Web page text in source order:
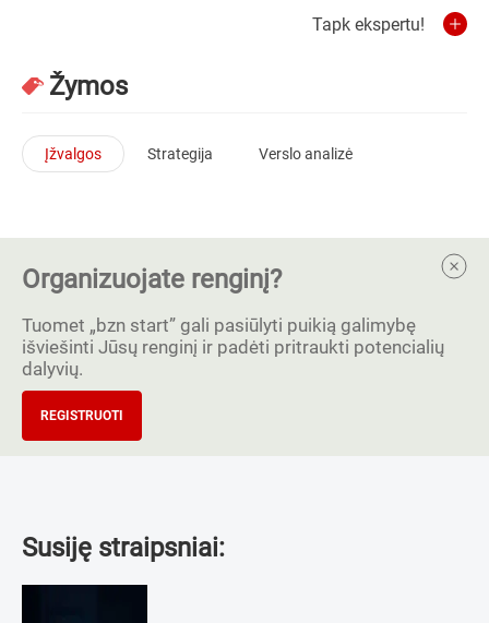
Tapk ekspertu!
Žymos
Įžvalgos Strategija Verslo analizė
Organizuojate renginį?
Tuomet „bzn start” gali pasiūlyti puikią galimybę
išviešinti Jūsų renginį ir padėti pritraukti potencialių
dalyvių.
REGISTRUOTI
Susiję straipsniai: